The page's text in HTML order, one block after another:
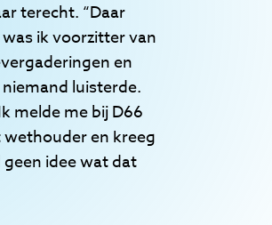
terecht. “Daar
ik voorzitter van
en
luisterde.
melde me bij D66
en kreeg
idee wat dat